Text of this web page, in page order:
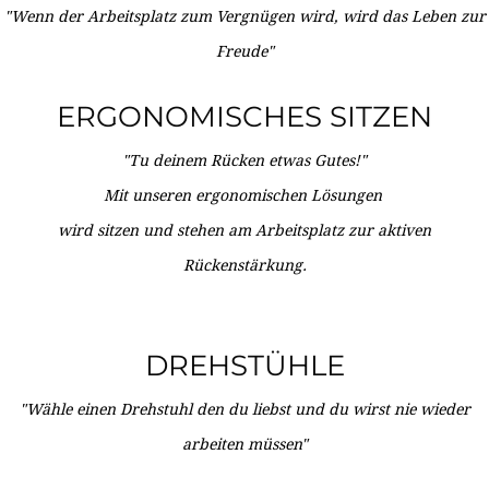
"Wenn der Arbeitsplatz zum Vergnügen wird, wird das Leben zur
Freude"
ERGONOMISCHES SITZEN
"Tu deinem Rücken etwas Gutes!"
Mit unseren ergonomischen Lösungen
wird sitzen und stehen am Arbeitsplatz zur aktiven
Rückenstärkung.
DREHSTÜHLE
"Wähle einen Drehstuhl den du liebst und du wirst nie wieder
arbeiten müssen"